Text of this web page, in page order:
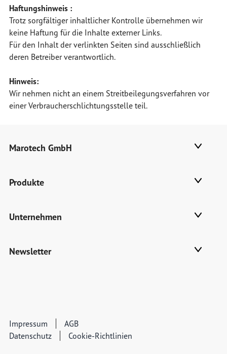
Haftungshinweis :
Trotz sorgfältiger inhaltlicher Kontrolle übernehmen wir
keine Haftung für die Inhalte externer Links.
Für den Inhalt der verlinkten Seiten sind ausschließlich
deren Betreiber verantwortlich.
Hinweis:
Wir nehmen nicht an einem Streitbeilegungsverfahren vor
einer Verbraucherschlichtungsstelle teil.
Marotech GmbH
Produkte
Unternehmen
Newsletter
Impressum
AGB
Datenschutz
Cookie-Richtlinien